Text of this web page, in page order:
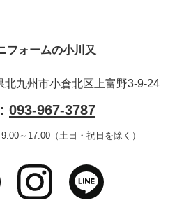
北九州市小倉北区上富野3-9-24
093-967-3787
～17:00（土日・祝日を除く）